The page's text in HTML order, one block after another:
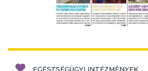
EGÉSZSÉGÜGYI INTÉZMÉNYEK